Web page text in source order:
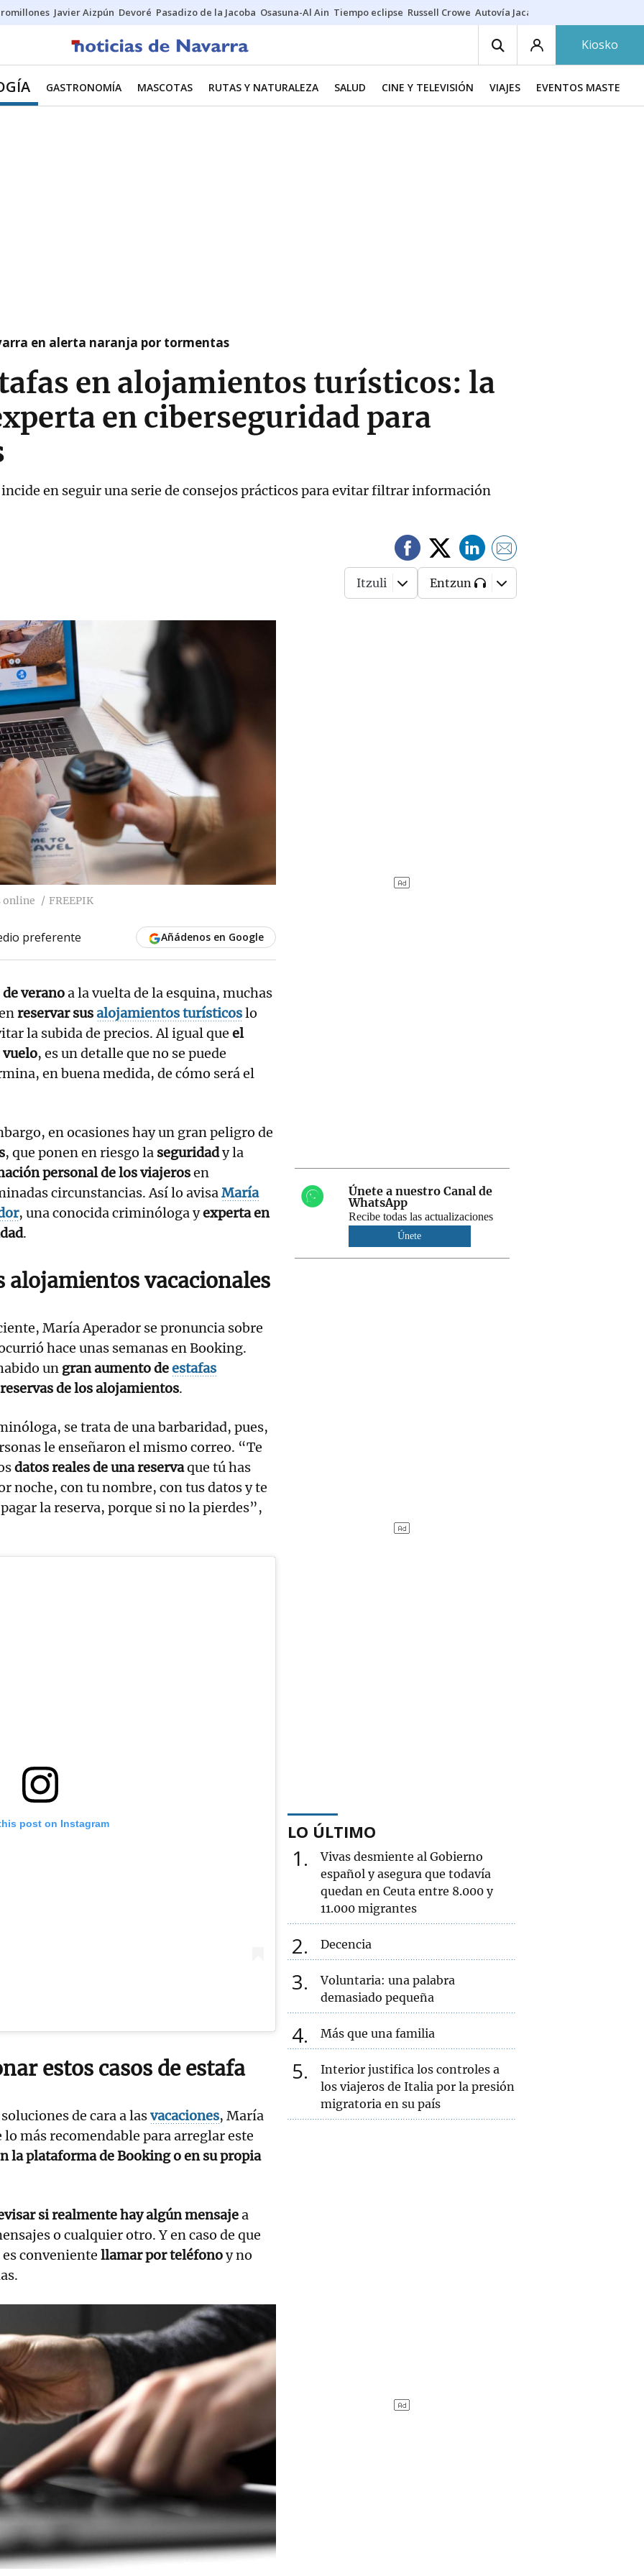
Javier Aizpún Devoré Pasadizo de la Jacoba Osasuna-Al Ain Tiempo eclipse Russell Crowe Autovía Jaca
Kiosko
GASTRONOMÍA MASCOTAS RUTAS Y NATURALEZA SALUD CINE Y TELEVISIÓN VIAJES EVENTOS
en alerta naranja por tormentas
en alojamientos turísticos: la
en ciberseguridad para
en seguir una serie de consejos prácticos para evitar filtrar información
Itzuli Entzun
online FREEPIK
preferente Añádenos en Google
veranoa la vuelta de la esquina, muchas
reservar susalojamientos turísticoslo
la subida de precios. Al igual que el
, es un detalle que no se puede
en buena medida, de cómo será el
en ocasiones hay un gran peligro de
, que ponen en riesgo la seguridady la
personal de los viajerosen
circunstancias. Así lo avisaMaría
, una conocida criminóloga yexperta en
.
alojamientos vacacionales
María Aperador se pronuncia sobre
hace unas semanas en Booking.
un gran aumento deestafas
de los alojamientos.
se trata de una barbaridad, pues,
le enseñaron el mismo correo. “Te
datos reales de una reservaque tú has
noche, con tu nombre, con tus datos y te
la reserva, porque si no la pierdes”,
post on Instagram
estos casos de estafa
de cara a lasvacaciones, María
más recomendable para arreglar este
la plataforma de Booking o en su propia
si realmente hay algún mensajea
o cualquier otro. Y en caso de que
conveniente llamar por teléfonoy no
Únete a nuestro Canal de
WhatsApp
Recibe todas las actualizaciones
Únete
LO ÚLTIMO
1
Vivas desmiente al Gobierno
español y asegura que todavía
quedan en Ceuta entre 8.000 y
11.000 migrantes
2 Decencia
3
Voluntaria: una palabra
demasiado pequeña
4 Más que una familia
5
Interior justifica los controles a
los viajeros de Italia por la presión
migratoria en su país